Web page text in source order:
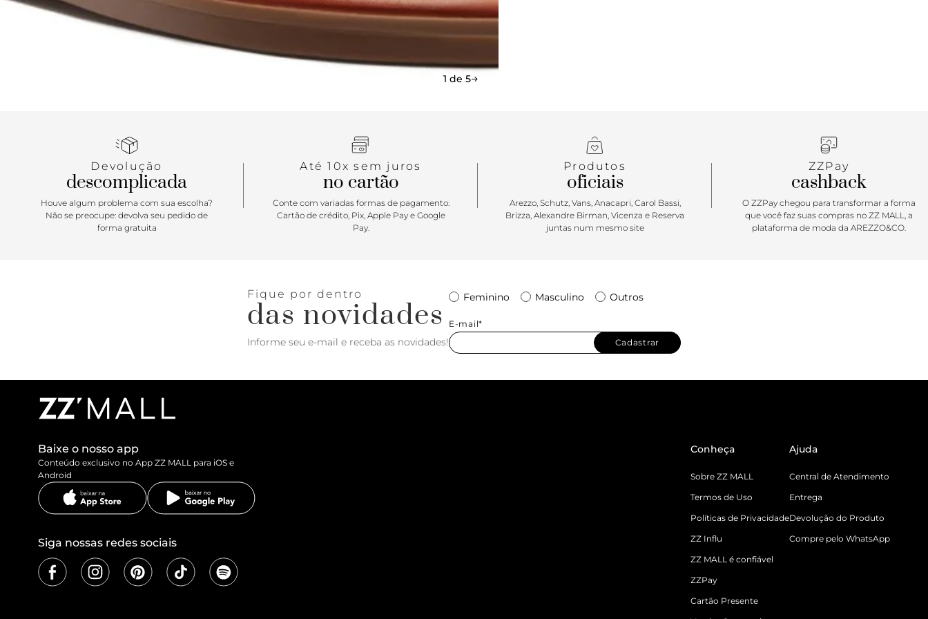
1 de 5
Devolução
descomplicada
Houve algum problema com sua escolha?
Não se preocupe: devolva seu pedido de
forma gratuita
Até 10x sem juros
no cartão
Conte com variadas formas de pagamento:
Cartão de crédito, Pix, Apple Pay e Google
Pay.
Produtos
oficiais
Arezzo, Schutz, Vans, Anacapri, Carol Bassi,
Brizza, Alexandre Birman, Vicenza e Reserva
juntas num mesmo site
ZZPay
cashback
O ZZPay chegou para transformar a forma
que você faz suas compras no ZZ MALL, a
plataforma de moda da AREZZO&CO.
Fique por dentro
das novidades
Informe seu e-mail e receba as novidades!
Feminino Masculino Outros
E-mail*
Cadastrar
Baixe o nosso app
Conteúdo exclusivo no App ZZ MALL para iOS e
Android
Siga nossas redes sociais
Conheça
Sobre ZZ MALL
Termos de Uso
Políticas de Privacidade
ZZ Influ
ZZ MALL é confiável
ZZPay
Cartão Presente
Ajuda
Central de Atendimento
Entrega
Devolução do Produto
Compre pelo WhatsApp